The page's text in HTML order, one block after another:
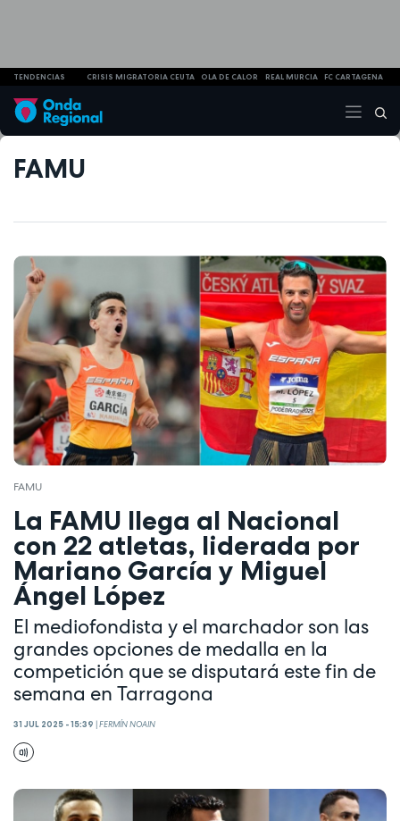
TENDENCIAS CRISIS MIGRATORIA CEUTA OLA DE CALOR REAL MURCIA FC CARTAGENA
FAMU
FAMU
La FAMU llega al Nacional
con 22 atletas, liderada por
Mariano García y Miguel
Ángel López
El mediofondista y el marchador son las
grandes opciones de medalla en la
competición que se disputará este fin de
semana en Tarragona
31 JUL 2025 - 15:39 |FERMÍN NOAIN